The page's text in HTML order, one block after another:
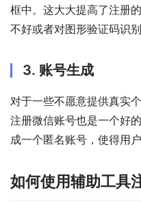
框中。这大大提高了注册
不好或者对图形验证码识
3. 账号生成
对于一些不愿意提供真实
注册微信账号也是一个好
成一个匿名账号，使得用
如何使用辅助工具